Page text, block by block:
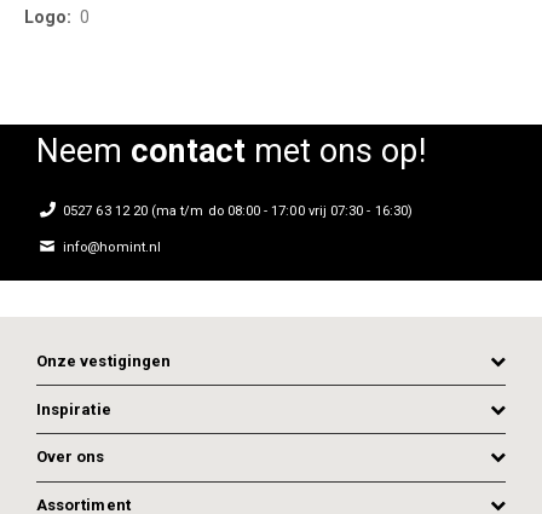
0
Neem contactmet ons op!
0527 63 12 20 (ma t/m do 08:00 - 17:00 vrij 07:30 - 16:30)
info@homint.nl
Onze vestigingen
Inspiratie
Over ons
Assortiment